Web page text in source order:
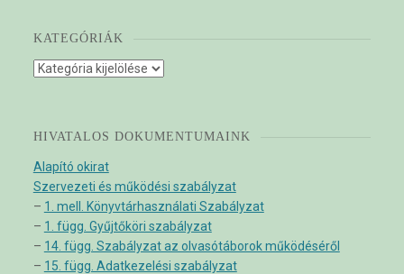
KATEGÓRIÁK
Kategóriák
HIVATALOS DOKUMENTUMAINK
Alapító okirat
Szervezeti és működési szabályzat
– 1. mell. Könyvtárhasználati Szabályzat
– 1. függ. Gyűjtőköri szabályzat
– 14. függ. Szabályzat az olvasótáborok működéséről
– 15. függ. Adatkezelési szabályzat